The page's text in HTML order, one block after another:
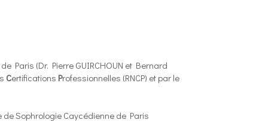
Paris (Dr. Pierre GUIRCHOUN et Bernard
Certifications Professionnelles (RNCP) et par le
Sophrologie Caycédienne de Paris